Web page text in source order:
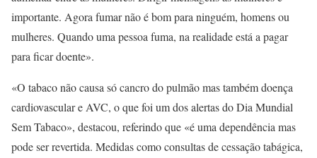
importante. Agora fumar não é bom para ninguém, homens ou
mulheres. Quando uma pessoa fuma, na realidade está a pagar
para ficar doente».
«O tabaco não causa só cancro do pulmão mas também doença
cardiovascular e AVC, o que foi um dos alertas do Dia Mundial
Sem Tabaco», destacou, referindo que «é uma dependência mas
pode ser revertida. Medidas como consultas de cessação tabágica,